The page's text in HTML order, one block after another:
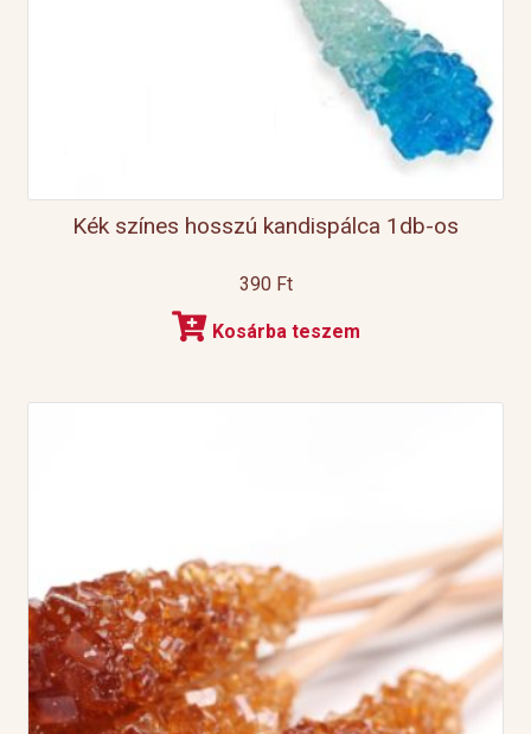
Kék színes hosszú kandispálca 1db-os
390 Ft
Kosárba teszem